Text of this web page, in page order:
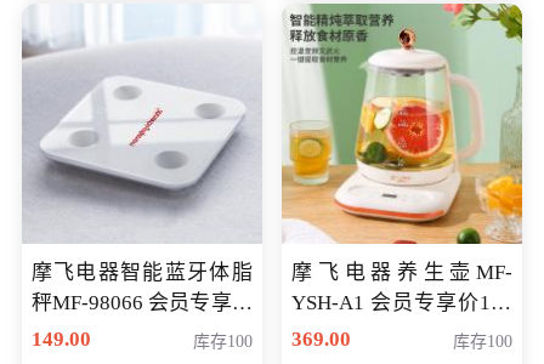
摩飞电器智能蓝牙体脂
秤MF-98066 会员专享价
98元
149.00 库存100
摩飞电器养生壶MF-
YSH-A1 会员专享价198
元
369.00 库存100